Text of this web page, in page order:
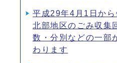
平成29年4月1日から
北部地区のごみ収集
数・分別などの一部
わります